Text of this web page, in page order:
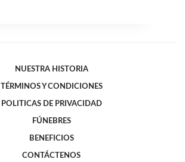
NUESTRA HISTORIA
TÉRMINOS Y CONDICIONES
POLITICAS DE PRIVACIDAD
FÚNEBRES
BENEFICIOS
CONTÁCTENOS